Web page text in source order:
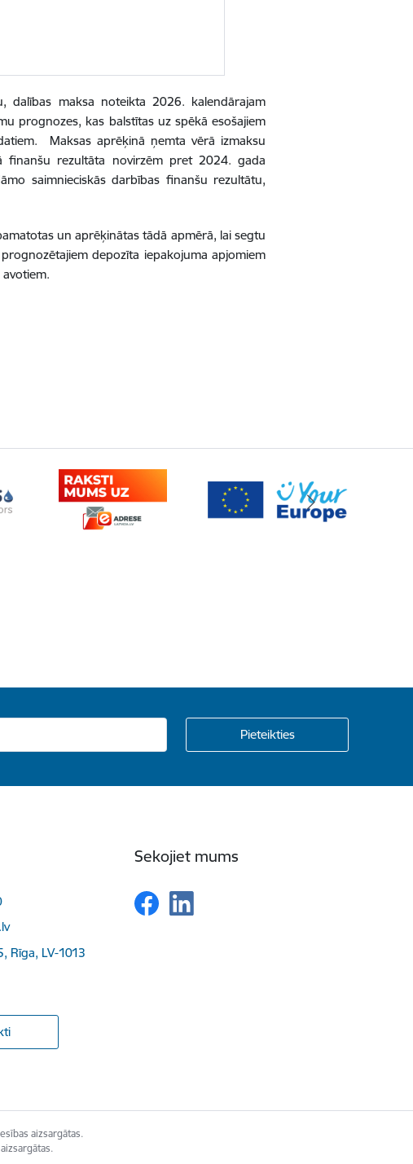
dalības maksa noteikta 2026. kalendārajam
prognozes, kas balstītas uz spēkā esošajiem
Maksas aprēķinā ņemta vērā izmaksu
finanšu rezultāta novirzēm pret 2024. gada
saimnieciskās darbības finanšu rezultātu,
un aprēķinātas tādā apmērā, lai segtu
depozīta iepakojuma apjomiem
Rīga, LV-1013
Sekojiet mums
aizsargātas.